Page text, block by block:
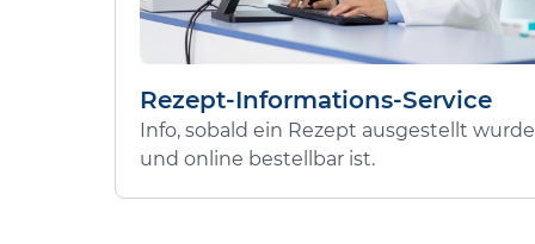
Rezept-Informations-Service
Info, sobald ein Rezept ausgestellt wurde
und online bestellbar ist.